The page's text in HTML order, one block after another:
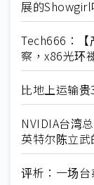
展的Showgirl
Tech666：【
察，x86光环
比地上运输
NVIDIA台湾
英特尔陈立
评析：一场台